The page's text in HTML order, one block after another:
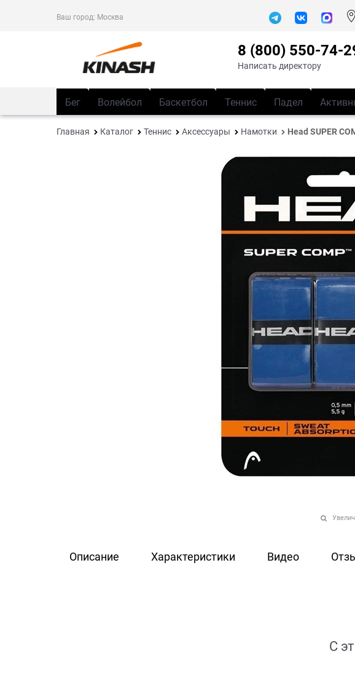
Ваш город: Москва
8 (800) 550-74-
Написать директору
Бег Волейбол Баскетбол Теннис Падел
Главная Каталог Теннис Аксессуары Намотки Head SUPER
Описание Характеристики Видео
С